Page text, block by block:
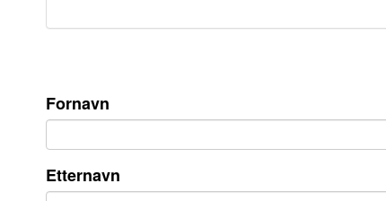
Fornavn
Etternavn